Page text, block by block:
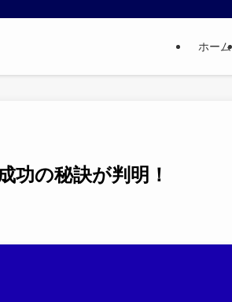
ホーム
功の秘訣が判明！